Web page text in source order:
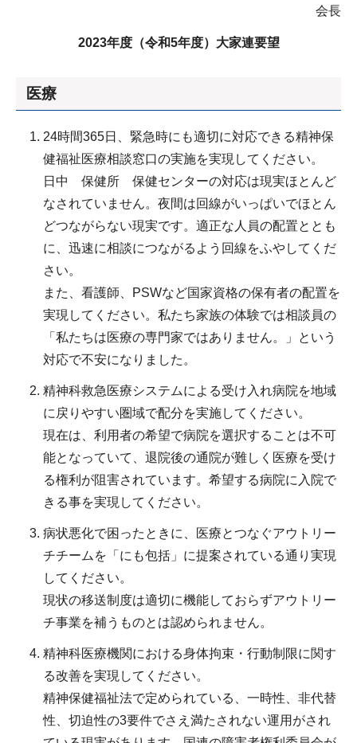
会長
2023年度（令和5年度）大家連要望
医療
24時間365日、緊急時にも適切に対応できる精神保
健福祉医療相談窓口の実施を実現してください。
日中 保健所 保健センターの対応は現実ほとんど
なされていません。夜間は回線がいっぱいでほとん
どつながらない現実です。適正な人員の配置ととも
に、迅速に相談につながるよう回線をふやしてくだ
さい。
また、看護師、PSWなど国家資格の保有者の配置を
実現してください。私たち家族の体験では相談員の
「私たちは医療の専門家ではありません。」という
対応で不安になりました。
精神科救急医療システムによる受け入れ病院を地域
に戻りやすい圏域で配分を実施してください。
現在は、利用者の希望で病院を選択することは不可
能となっていて、退院後の通院が難しく医療を受け
る権利が阻害されています。希望する病院に入院で
きる事を実現してください。
病状悪化で困ったときに、医療とつなぐアウトリー
チチームを「にも包括」に提案されている通り実現
してください。
現状の移送制度は適切に機能しておらずアウトリー
チ事業を補うものとは認められません。
精神科医療機関における身体拘束・行動制限に関す
る改善を実現してください。
精神保健福祉法で定められている、一時性、非代替
性、切迫性の3要件でさえ満たされない運用がされ